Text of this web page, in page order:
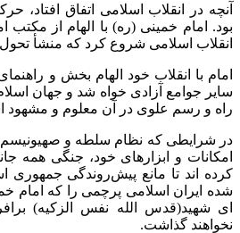
آنچه در انقلاب اسلامی اتفاق افتاد،
بود. امام خمینی (ره) با الهام از مکتب
انقلاب اسلامی شروع کرد که منشأ
امام با انقلاب خود الهام بخش و
سایر جوامع آزادی خواه شد و جهان
راه و رسم علوی در آن معلوم و
در شرایطی که نظام سلطه و صهیونیسم
امکانات و ابزارهای خود، جنگی همه
کرده اند تا مانع پیش‌روندگی
شده ایران اسلامی پرچمی را که امام
ای شهید(قدس الله نفس الزکیه)
نخواهند گذاشت.